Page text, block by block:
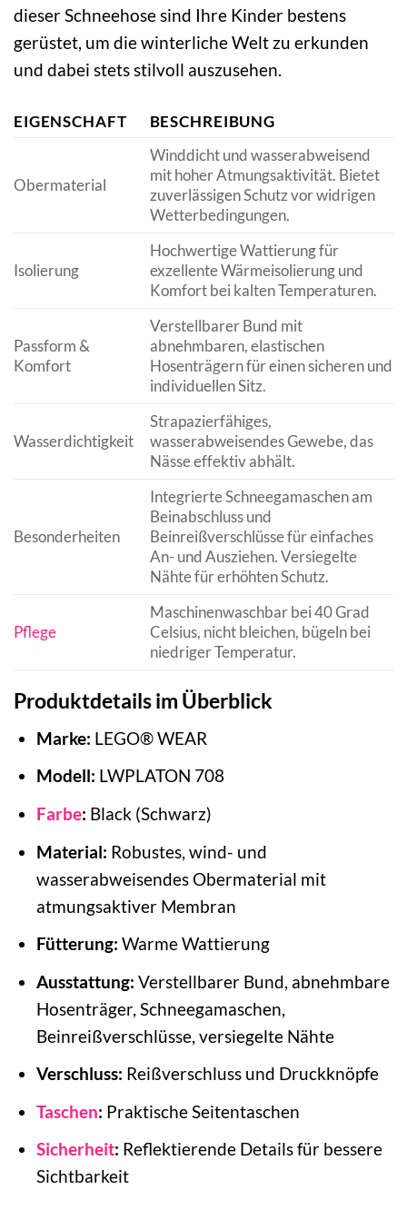
dieser Schneehose sind Ihre Kinder bestens
gerüstet, um die winterliche Welt zu erkunden
und dabei stets stilvoll auszusehen.
EIGENSCHAFT BESCHREIBUNG
Obermaterial
Winddicht und wasserabweisend
mit hoher Atmungsaktivität. Bietet
zuverlässigen Schutz vor widrigen
Wetterbedingungen.
Isolierung
Hochwertige Wattierung für
exzellente Wärmeisolierung und
Komfort bei kalten Temperaturen.
Passform &
Komfort
Verstellbarer Bund mit
abnehmbaren, elastischen
Hosenträgern für einen sicheren und
individuellen Sitz.
Wasserdichtigkeit
Strapazierfähiges,
wasserabweisendes Gewebe, das
Nässe effektiv abhält.
Besonderheiten
Integrierte Schneegamaschen am
Beinabschluss und
Beinreißverschlüsse für einfaches
An- und Ausziehen. Versiegelte
Nähte für erhöhten Schutz.
Pflege
Maschinenwaschbar bei 40 Grad
Celsius, nicht bleichen, bügeln bei
niedriger Temperatur.
Produktdetails im Überblick
Marke: LEGO® WEAR
Modell: LWPLATON 708
Farbe: Black (Schwarz)
Material: Robustes, wind- und
wasserabweisendes Obermaterial mit
atmungsaktiver Membran
Fütterung: Warme Wattierung
Ausstattung: Verstellbarer Bund, abnehmbare
Hosenträger, Schneegamaschen,
Beinreißverschlüsse, versiegelte Nähte
Verschluss: Reißverschluss und Druckknöpfe
Taschen: Praktische Seitentaschen
Sicherheit: Reflektierende Details für bessere
Sichtbarkeit